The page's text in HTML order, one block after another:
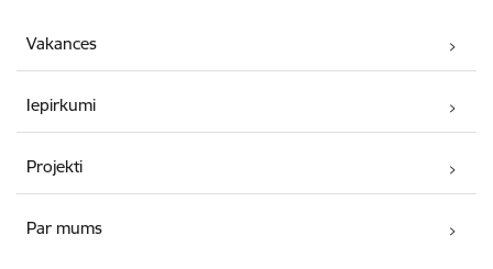
Vakances
Iepirkumi
Projekti
Par mums